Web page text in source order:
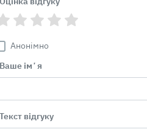
Анонімно
Ваше імʼя
Текст відгуку